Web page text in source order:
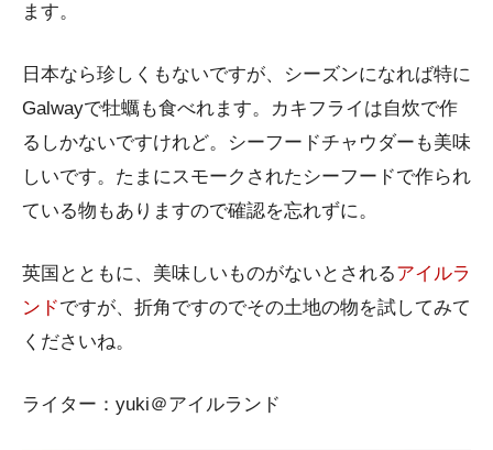
ます。
日本なら珍しくもないですが、シーズンになれば特に
Galwayで牡蠣も食べれます。カキフライは自炊で作
るしかないですけれど。シーフードチャウダーも美味
しいです。たまにスモークされたシーフードで作られ
ている物もありますので確認を忘れずに。
英国とともに、美味しいものがないとされるアイルラ
ンドですが、折角ですのでその土地の物を試してみて
くださいね。
ライター：yuki＠アイルランド